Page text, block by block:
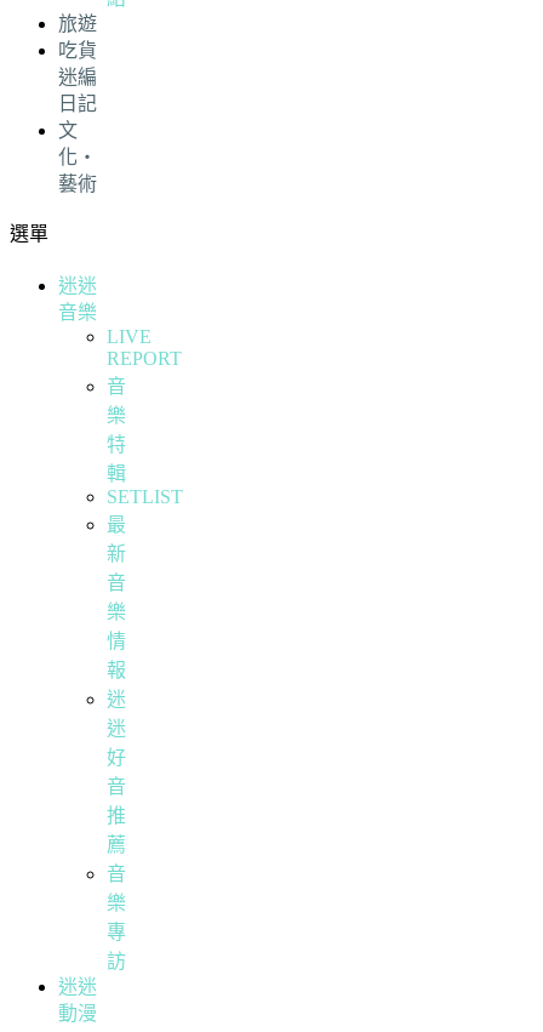
旅遊
吃貨
迷編
日記
文
化・
藝術
選單
迷迷
音樂
LIVE
REPORT
音
樂
特
輯
SETLIST
最
新
音
樂
情
報
迷
迷
好
音
推
薦
音
樂
專
訪
迷迷
動漫